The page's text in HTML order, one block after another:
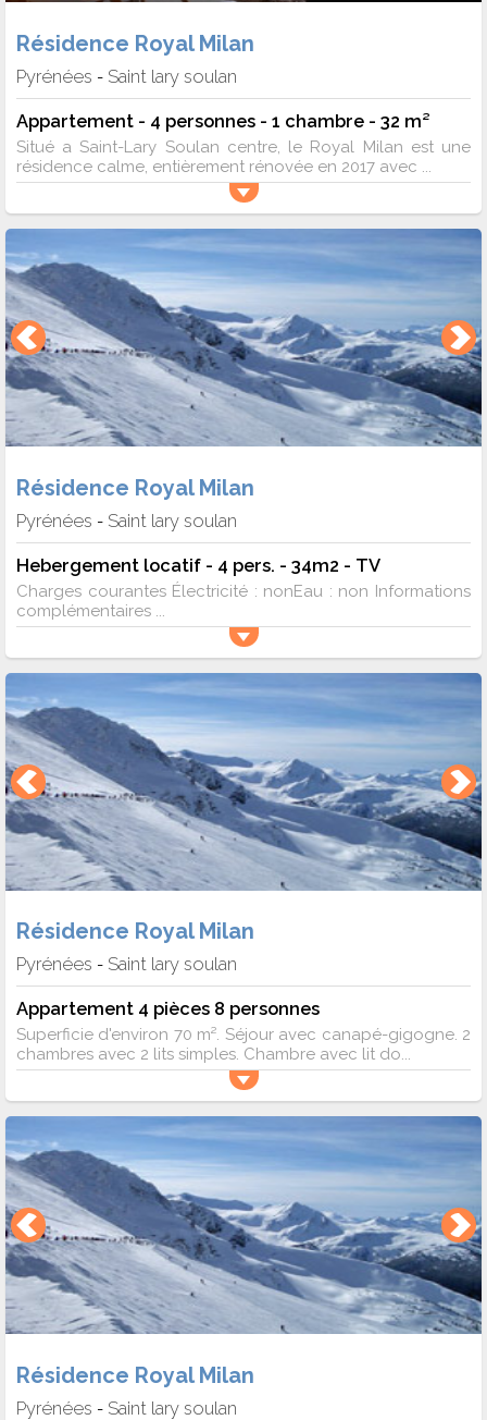
Résidence Royal Milan
Pyrénées - Saint lary soulan
Appartement - 4 personnes - 1 chambre - 32 m²
Situé a Saint-Lary Soulan centre, le Royal Milan est une
résidence calme, entièrement rénovée en 2017 avec ...
Résidence Royal Milan
Pyrénées - Saint lary soulan
Hebergement locatif - 4 pers. - 34m2 - TV
Charges courantes Électricité : nonEau : non Informations
complémentaires ...
Résidence Royal Milan
Pyrénées - Saint lary soulan
Appartement 4 pièces 8 personnes
Superficie d'environ 70 m². Séjour avec canapé-gigogne. 2
chambres avec 2 lits simples. Chambre avec lit do...
Résidence Royal Milan
Pyrénées - Saint lary soulan